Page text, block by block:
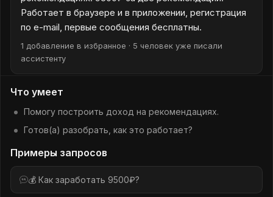
Работает в браузере и в приложении, регистрация
по e-mail, первые сообщения бесплатны.
1 добавление в избранное · 5 человек уже писали
ассистенту
Что умеет
Помогу построить доход на рекомендациях.
Готов(а) разобрать, как это работает?
Примеры запросов
💰 Как заработать 9500₽?